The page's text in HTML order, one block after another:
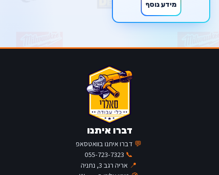
מידע נוסף
דברו איתנו
💬 דברו איתנו בוואטסאפ
📞
055-723-7323
📍 אריה רגב 3, נתניה